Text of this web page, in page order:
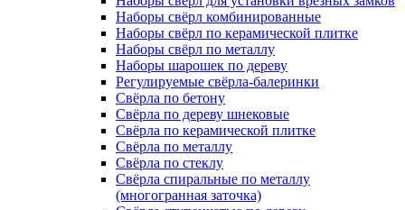
Наборы свёрл комбинированные
Наборы свёрл по керамической плитке
Наборы свёрл по металлу
Наборы шарошек по дереву
Регулируемые свёрла-балеринки
Свёрла по бетону
Свёрла по дереву шнековые
Свёрла по керамической плитке
Свёрла по металлу
Свёрла по стеклу
Свёрла спиральные по металлу
(многогранная заточка)